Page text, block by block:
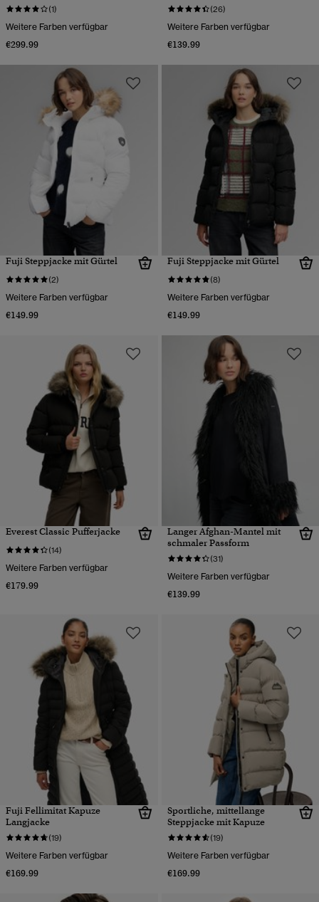
(1)
Weitere Farben verfügbar
€299.99
(26)
Weitere Farben verfügbar
€139.99
Fuji Steppjacke mit Gürtel
(2)
Weitere Farben verfügbar
€149.99
Fuji Steppjacke mit Gürtel
(8)
Weitere Farben verfügbar
€149.99
Everest Classic Pufferjacke
(14)
Weitere Farben verfügbar
€179.99
Langer Afghan-Mantel mit
schmaler Passform
(31)
Weitere Farben verfügbar
€139.99
Fuji Fellimitat Kapuze
Langjacke
(19)
Weitere Farben verfügbar
€169.99
Sportliche, mittellange
Steppjacke mit Kapuze
(19)
Weitere Farben verfügbar
€169.99